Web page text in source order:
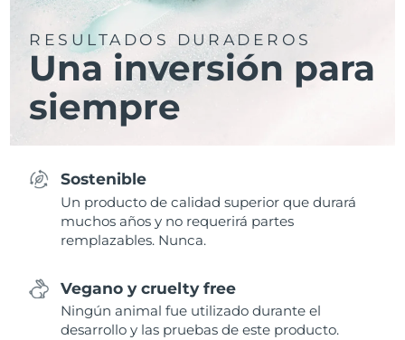
RESULTADOS DURADEROS
Una inversión para
siempre
Sostenible
Un producto de calidad superior que durará
muchos años y no requerirá partes
remplazables. Nunca.
Vegano y cruelty free
Ningún animal fue utilizado durante el
desarrollo y las pruebas de este producto.